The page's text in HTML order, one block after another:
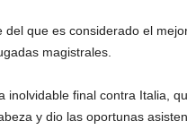
que es considerado el
magistrales.
final contra Italia,
y dio las oportunas